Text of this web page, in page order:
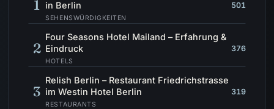
1 in Berlin
SEHENSWÜRDIGKEITEN
501
2
Four Seasons Hotel Mailand – Erfahrung &
Eindruck
HOTELS
376
3
Relish Berlin – Restaurant Friedrichstrasse
im Westin Hotel Berlin
RESTAURANTS
319